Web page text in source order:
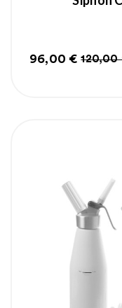
Prix
96,00 €
Prix
120,00